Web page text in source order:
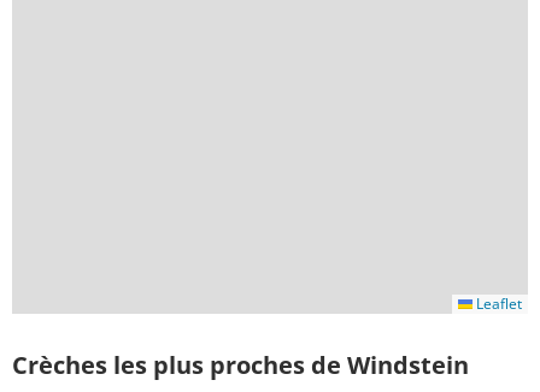
Leaflet
Crèches les plus proches de Windstein